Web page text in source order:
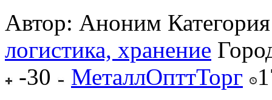
Автор: Аноним
логистика, хранение
-30
МеталлОпттТорг